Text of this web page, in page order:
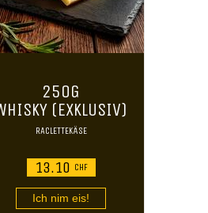
250G
(EXKLUSIV)
RACLETTEKÄSE
13.10 CHF
Ich nim eis!